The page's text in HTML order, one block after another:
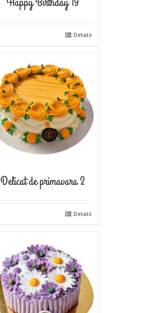
Detalii
Delicat de primavara 2
Detalii